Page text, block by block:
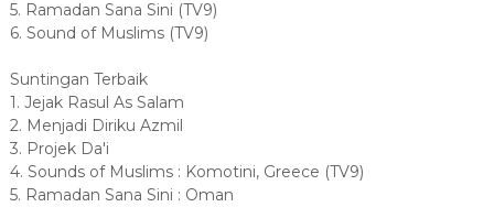
5. Ramadan Sana Sini (TV9)
6. Sound of Muslims (TV9)
Suntingan Terbaik
1. Jejak Rasul As Salam
2. Menjadi Diriku Azmil
3. Projek Da'i
4. Sounds of Muslims : Komotini, Greece (TV9)
5. Ramadan Sana Sini : Oman